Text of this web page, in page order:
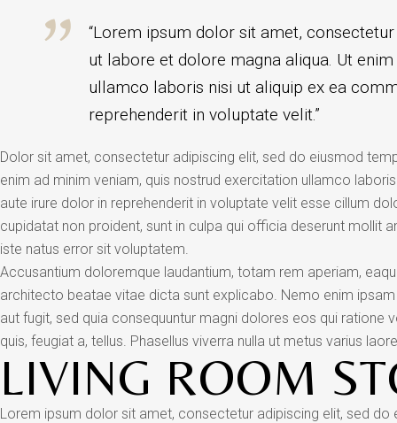
“Lorem ipsum dolor sit amet,
ut labore et dolore magna aliqua. Ut
ullamco laboris nisi ut aliquip ex ea
reprehenderit in voluptate velit.”
Dolor sit amet, consectetur adipiscing elit, sed do eiusmod
enim ad minim veniam, quis nostrud exercitation ullamco
aute irure dolor in reprehenderit in voluptate velit esse cillum
cupidatat non proident, sunt in culpa qui officia deserunt mollit
iste natus error sit voluptatem.
Accusantium doloremque laudantium, totam rem aperiam,
architecto beatae vitae dicta sunt explicabo. Nemo enim
aut fugit, sed quia consequuntur magni dolores eos qui ratione
quis, feugiat a, tellus. Phasellus viverra nulla ut metus varius
LIVING ROOM
Lorem ipsum dolor sit amet, consectetur adipiscing elit, sed